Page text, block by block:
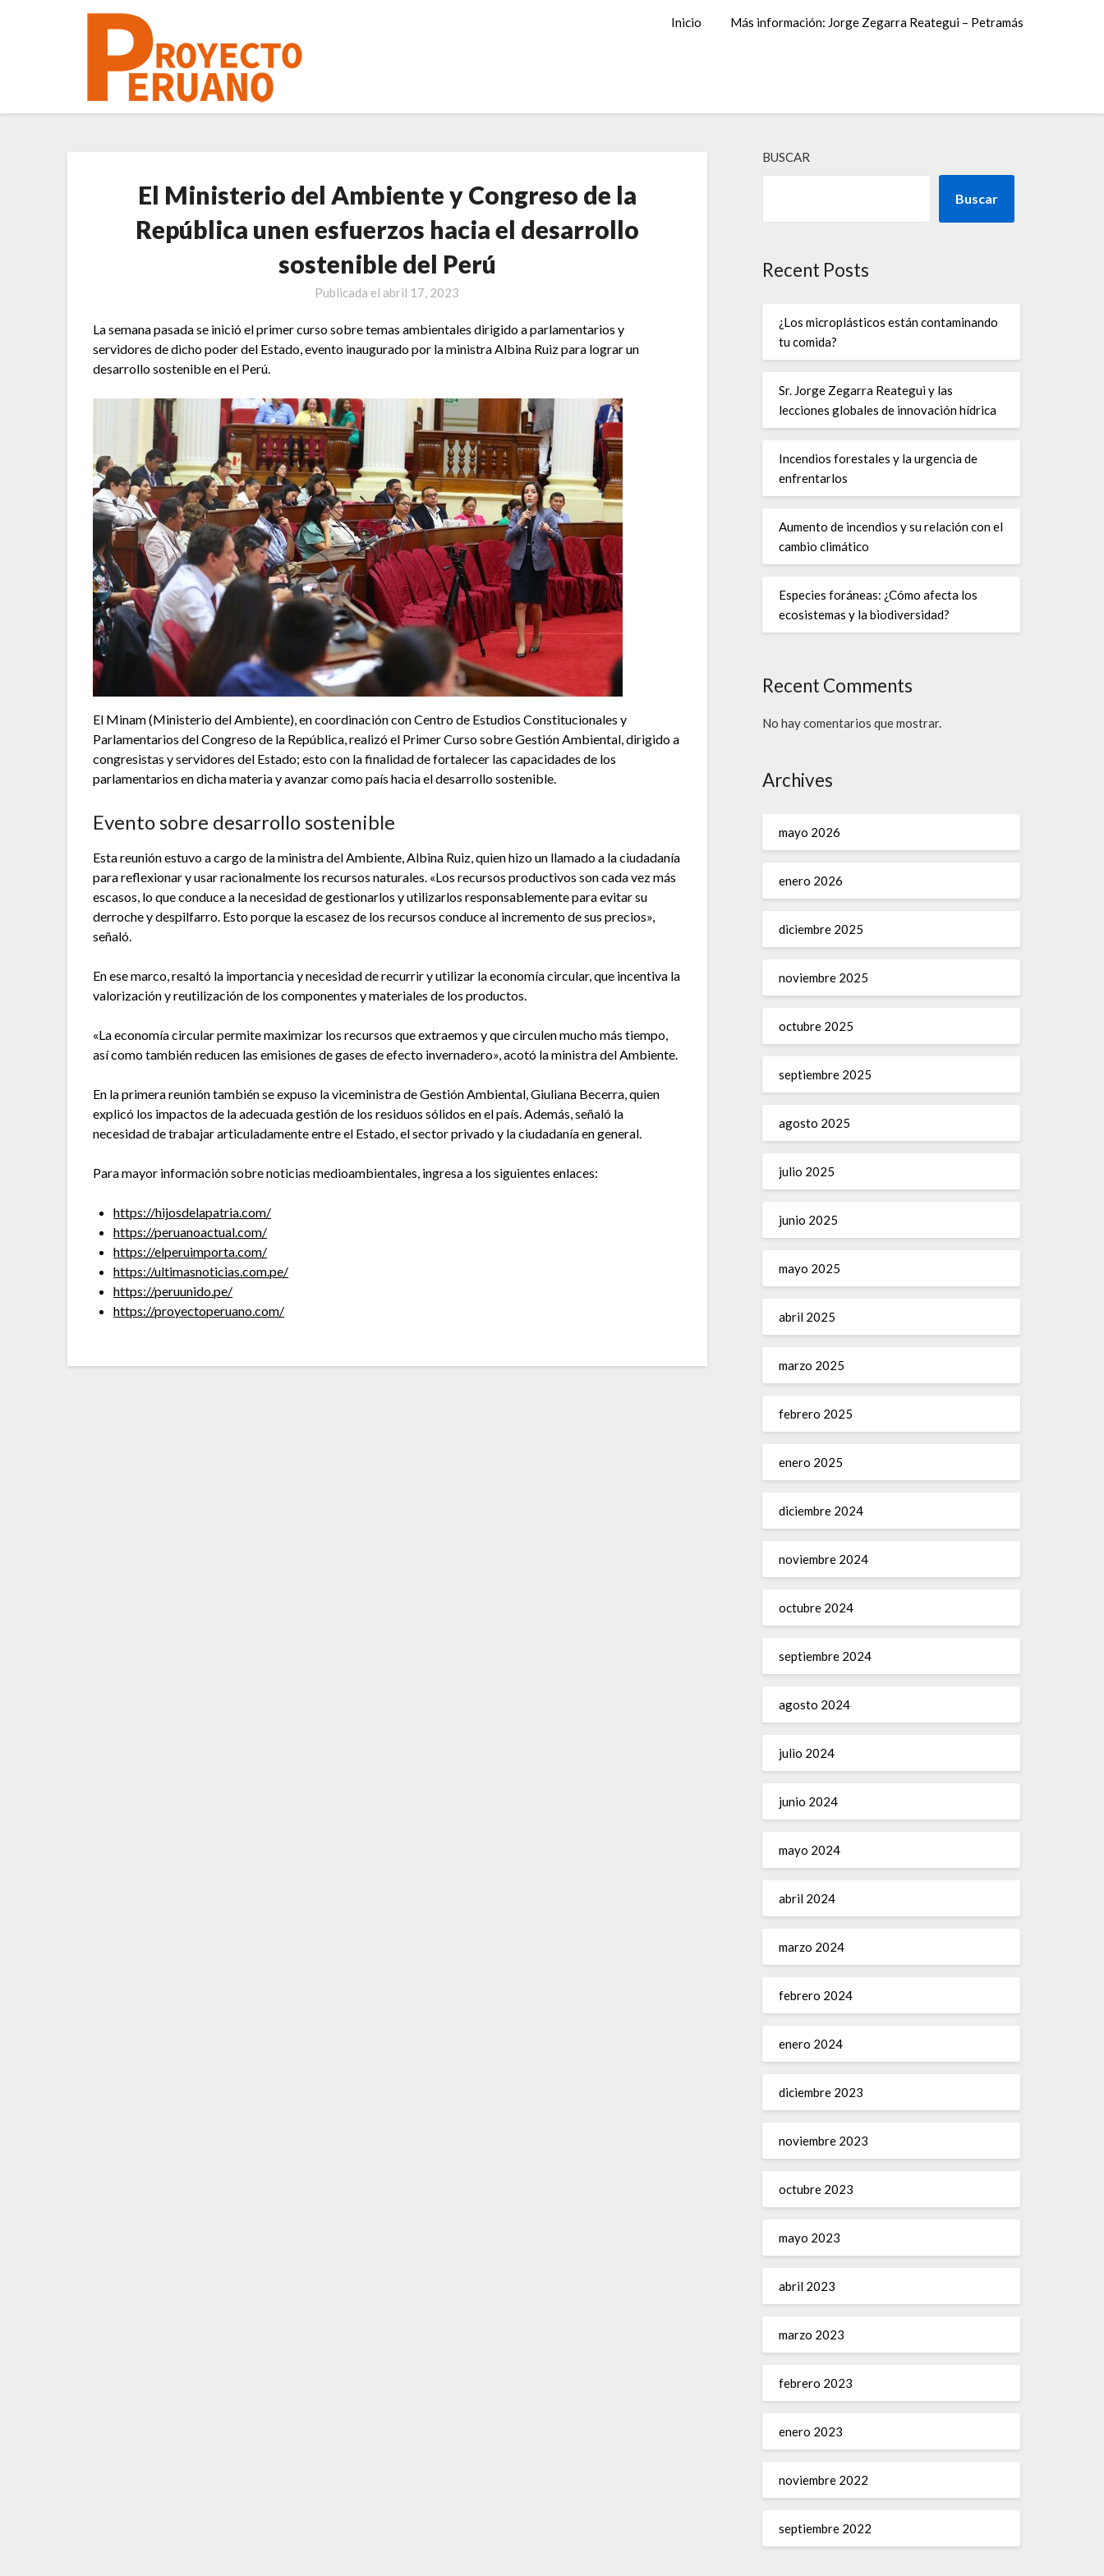
Inicio Más información: Jorge Zegarra Reategui – Petramás
El Ministerio del Ambiente y Congreso de la
República unen esfuerzos hacia el desarrollo
sostenible del Perú
Publicada el abril 17, 2023
La semana pasada se inició el primer curso sobre temas ambientales dirigido a parlamentarios y
servidores de dicho poder del Estado, evento inaugurado por la ministra Albina Ruiz para lograr un
desarrollo sostenible en el Perú.
El Minam (Ministerio del Ambiente), en coordinación con Centro de Estudios Constitucionales y
Parlamentarios del Congreso de la República, realizó el Primer Curso sobre Gestión Ambiental, dirigido a
congresistas y servidores del Estado; esto con la finalidad de fortalecer las capacidades de los
parlamentarios en dicha materia y avanzar como país hacia el desarrollo sostenible.
Evento sobre desarrollo sostenible
Esta reunión estuvo a cargo de la ministra del Ambiente, Albina Ruiz, quien hizo un llamado a la ciudadanía
para reflexionar y usar racionalmente los recursos naturales. «Los recursos productivos son cada vez más
escasos, lo que conduce a la necesidad de gestionarlos y utilizarlos responsablemente para evitar su
derroche y despilfarro. Esto porque la escasez de los recursos conduce al incremento de sus precios»,
señaló.
En ese marco, resaltó la importancia y necesidad de recurrir y utilizar la economía circular, que incentiva la
valorización y reutilización de los componentes y materiales de los productos.
«La economía circular permite maximizar los recursos que extraemos y que circulen mucho más tiempo,
así como también reducen las emisiones de gases de efecto invernadero», acotó la ministra del Ambiente.
En la primera reunión también se expuso la viceministra de Gestión Ambiental, Giuliana Becerra, quien
explicó los impactos de la adecuada gestión de los residuos sólidos en el país. Además, señaló la
necesidad de trabajar articuladamente entre el Estado, el sector privado y la ciudadanía en general.
Para mayor información sobre noticias medioambientales, ingresa a los siguientes enlaces:
https://hijosdelapatria.com/
https://peruanoactual.com/
https://elperuimporta.com/
https://ultimasnoticias.com.pe/
https://peruunido.pe/
https://proyectoperuano.com/
BUSCAR
Buscar
Recent Posts
¿Los microplásticos están contaminando
tu comida?
Sr. Jorge Zegarra Reategui y las
lecciones globales de innovación hídrica
Incendios forestales y la urgencia de
enfrentarlos
Aumento de incendios y su relación con el
cambio climático
Especies foráneas: ¿Cómo afecta los
ecosistemas y la biodiversidad?
Recent Comments
No hay comentarios que mostrar.
Archives
mayo 2026
enero 2026
diciembre 2025
noviembre 2025
octubre 2025
septiembre 2025
agosto 2025
julio 2025
junio 2025
mayo 2025
abril 2025
marzo 2025
febrero 2025
enero 2025
diciembre 2024
noviembre 2024
octubre 2024
septiembre 2024
agosto 2024
julio 2024
junio 2024
mayo 2024
abril 2024
marzo 2024
febrero 2024
enero 2024
diciembre 2023
noviembre 2023
octubre 2023
mayo 2023
abril 2023
marzo 2023
febrero 2023
enero 2023
noviembre 2022
septiembre 2022